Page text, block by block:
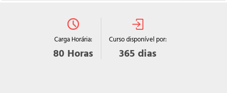
Carga Horária:
80 Horas
Curso disponível por:
365 dias